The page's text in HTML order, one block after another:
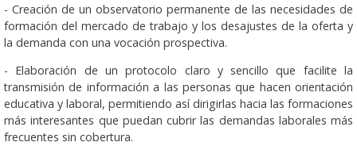
- Creación de un observatorio permanente de las necesidades de
formación del mercado de trabajo y los desajustes de la oferta y
la demanda con una vocación prospectiva.
- Elaboración de un protocolo claro y sencillo que facilite la
transmisión de información a las personas que hacen orientación
educativa y laboral, permitiendo así dirigirlas hacia las formaciones
más interesantes que puedan cubrir las demandas laborales más
frecuentes sin cobertura.